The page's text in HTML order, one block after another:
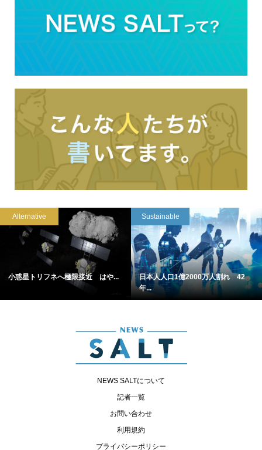
Alternative
小惑星トリフネへ極限接近 はや...
Sustainable
日本人人口1億2000万人割れ 42
年...
NEWS SALTについて
記者一覧
お問い合わせ
利用規約
プライバシーポリシー